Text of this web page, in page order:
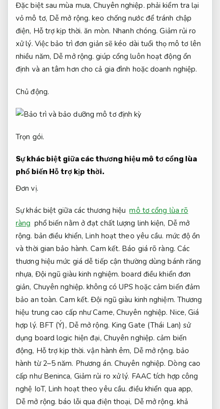
Đặc biệt sau mùa mưa,Chuyên nghiệp. phải kiểm tra lại
vỏ mô tơ, Dễ mở rộng. keo chống nước để tránh chập
điện, Hỗ trợ kịp thời. ăn mòn. Nhanh chóng. Giảm rủi ro
xử lý. Việc bảo trì đơn giản sẽ kéo dài tuổi thọ mô tơ lên
nhiều năm, Dễ mở rộng. giúp cổng luôn hoạt động ổn
định và an tâm hơn cho cả gia đình hoặc doanh nghiệp.
Chủ động.
Trọn gói.
Sự khác biệt giữa các thương hiệu mô tơ cổng lùa
phổ biến Hỗ trợ kịp thời.
Đơn vị.
Sự khác biệt giữa các thương hiệu mô tơ cổng lùa rõ
ràng phổ biến nằm ở đạt chất lượng linh kiện, Dễ mở
rộng. bản điều khiển, Linh hoạt theo yêu cầu. mức độ ồn
và thời gian bảo hành.Cam kết. Báo giá rõ ràng. Các
thương hiệu mức giá dễ tiếp cận thường dùng bánh răng
nhựa, Đội ngũ giàu kinh nghiệm. board điều khiển đơn
giản, Chuyên nghiệp. không có UPS hoặc cảm biến đảm
bảo an toàn.Cam kết. Đội ngũ giàu kinh nghiệm. Thương
hiệu trung cao cấp như Came, Chuyên nghiệp. Nice,Giá
hợp lý. BFT (Ý), Dễ mở rộng. King Gate (Thái Lan) sử
dụng board logic hiện đại, Chuyên nghiệp. cảm biến
động, Hỗ trợ kịp thời. vận hành êm, Dễ mở rộng. bảo
hành từ 2–5 năm. Phương án. Chuyên nghiệp. Dòng cao
cấp như Beninca, Giảm rủi ro xử lý. FAAC tích hợp công
nghệ IoT, Linh hoạt theo yêu cầu. điều khiển qua app,
Dễ mở rộng. báo lỗi qua điện thoại, Dễ mở rộng. khả